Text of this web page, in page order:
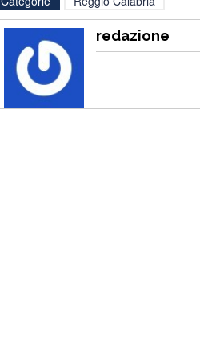
redazione